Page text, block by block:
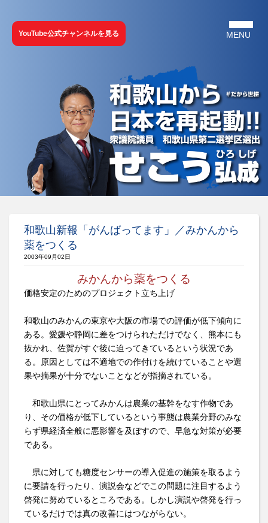
YouTube公式チャンネルを見る
和歌山新報「がんばってます」／みかんから
薬をつくる
2003年09月02日
みかんから薬をつくる
価格安定のためのプロジェクト立ち上げ
和歌山のみかんの東京や大阪の市場での評価が低下傾向に
ある。愛媛や静岡に差をつけられただけでなく、熊本にも
抜かれ、佐賀がすぐ後に迫ってきているという状況であ
る。原因としては不適地での作付けを続けていることや選
果や摘果が十分でないことなどが指摘されている。
和歌山県にとってみかんは農業の基幹をなす作物であ
り、その価格が低下しているという事態は農業分野のみな
らず県経済全般に悪影響を及ぼすので、早急な対策が必要
である。
県に対しても糖度センサーの導入促進の施策を取るよう
に要請を行ったり、演説会などでこの問題に注目するよう
啓発に努めているところである。しかし演説や啓発を行っ
ているだけでは真の改善にはつながらない。